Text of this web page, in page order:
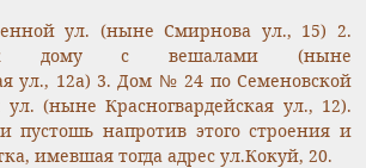
ул. (ныне Смирнова ул., 15) 2.
к дому с вешалами (ныне
ул., 12а) 3. Дом № 24 по Семеновской
(ныне Красногвардейская ул., 12).
пустошь напротив этого строения и
имевшая тогда адрес ул.Кокуй, 20.